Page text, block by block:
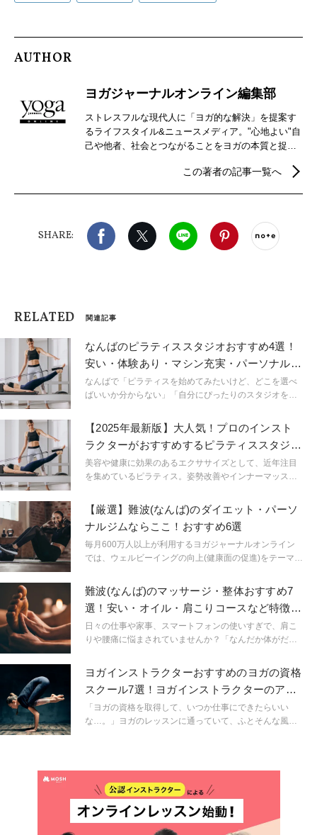
AUTHOR
ヨガジャーナルオンライン編集部
ストレスフルな現代人に「ヨガ的な解決」を提案す
るライフスタイル&ニュースメディア。"心地よい"自
己や他者、社会とつながることをヨガの本質と捉
などウェルビーイングを実現するための情報を発
この著者の記事一覧へ
SHARE:
Facebook X（旧twitter）
LINE Pinterest
RELATED 関連記事
なんばのピラティススタジオおすすめ4選！
安い・体験あり・マシン充実・パーソナルな
ど特徴も紹介！
なんばで「ピラティスを始めてみたいけど、どこを選べ
ばいいか分からない」「自分にぴったりのスタジオを見
イン編集部が、なんばエリアでおすすめのピラティスス
タジオを厳選して4選ご紹介します。
【2025年最新版】大人気！プロのインスト
ラクターがおすすめするピラティススタジオ
厳選8スタジオ
美容や健康に効果のあるエクササイズとして、近年注目
を集めているピラティス。姿勢改善やインナーマッスル
すが、初めて挑戦する方にとっては、スタジオ選びに悩
むことも少なくありません。ここでは2025年最新のピラ
ティススタジオの中からプロのインストラクターが厳選
した８教室を紹介します。皆さんが自信を持って選べる
ピラティススタジオを見つける手助けとなれば幸いで
【厳選】難波(なんば)のダイエット・パーソ
ナルジムならここ！おすすめ6選
毎月600万人以上が利用するヨガジャーナルオンライン
では、ウェルビーイングの向上(健康面の促進)をテーマに
レーニングジムをご紹介いたします。各ジムの特徴や料
金などがまとめられ、理想の体型や健康維持を目指す方
におすすめです。毎月の予約枠数に限りがありますの
で、お早めにお申込み下さい。
難波(なんば)のマッサージ・整体おすすめ7
選！安い・オイル・肩こりコースなど特徴も
紹介！
日々の仕事や家事、スマートフォンの使いすぎで、肩こ
りや腰痛に悩まされていませんか？「なんだか体がだる
ればいいの？」そんなお悩みを持つあなたのために、ヨ
ガジャーナルオンラインが難波エリアで「本当に役立
つ」マッサージ・整体店を厳選しました。
ヨガインストラクターおすすめのヨガの資格
スクール7選！ヨガインストラクターのアン
ケートも紹介
「ヨガの資格を取得して、いつか仕事にできたらいい
な…。」ヨガのレッスンに通っていて、ふとそんな風に
格を持っていると実際の仕事に活かすことができるので
しょうか？編集部が実施した「現役ヨガインストラクタ
ー100人へのアンケート」をもとに、おすすめのヨガの
資格やヨガスクールをご紹介します。